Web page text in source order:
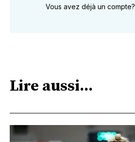
Vous avez déjà un compte?
Lire aussi...